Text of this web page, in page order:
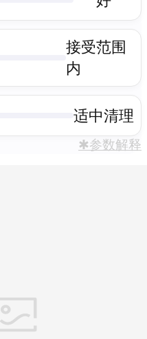
接受范围
内
适中清理
✱参数解释